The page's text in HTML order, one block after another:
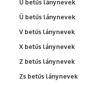
U betűs lánynevek
Ü betűs lánynevek
V betűs lánynevek
X betűs lánynevek
Z betűs lánynevek
Zs betűs lánynevek